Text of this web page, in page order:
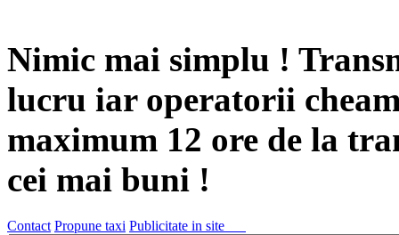
Nimic mai simplu !
lucru iar operatorii
maximum 12 ore de la
cei mai buni !
Contact Propune taxi Publicitate in site